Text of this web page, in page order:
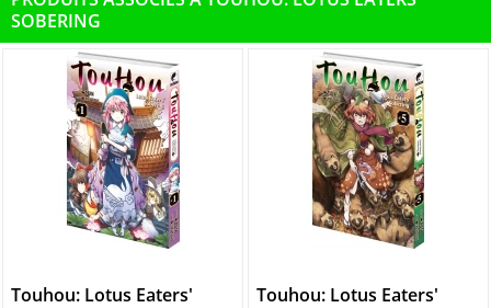
SOBERING
Touhou: Lotus Eaters'
Touhou: Lotus Eaters'